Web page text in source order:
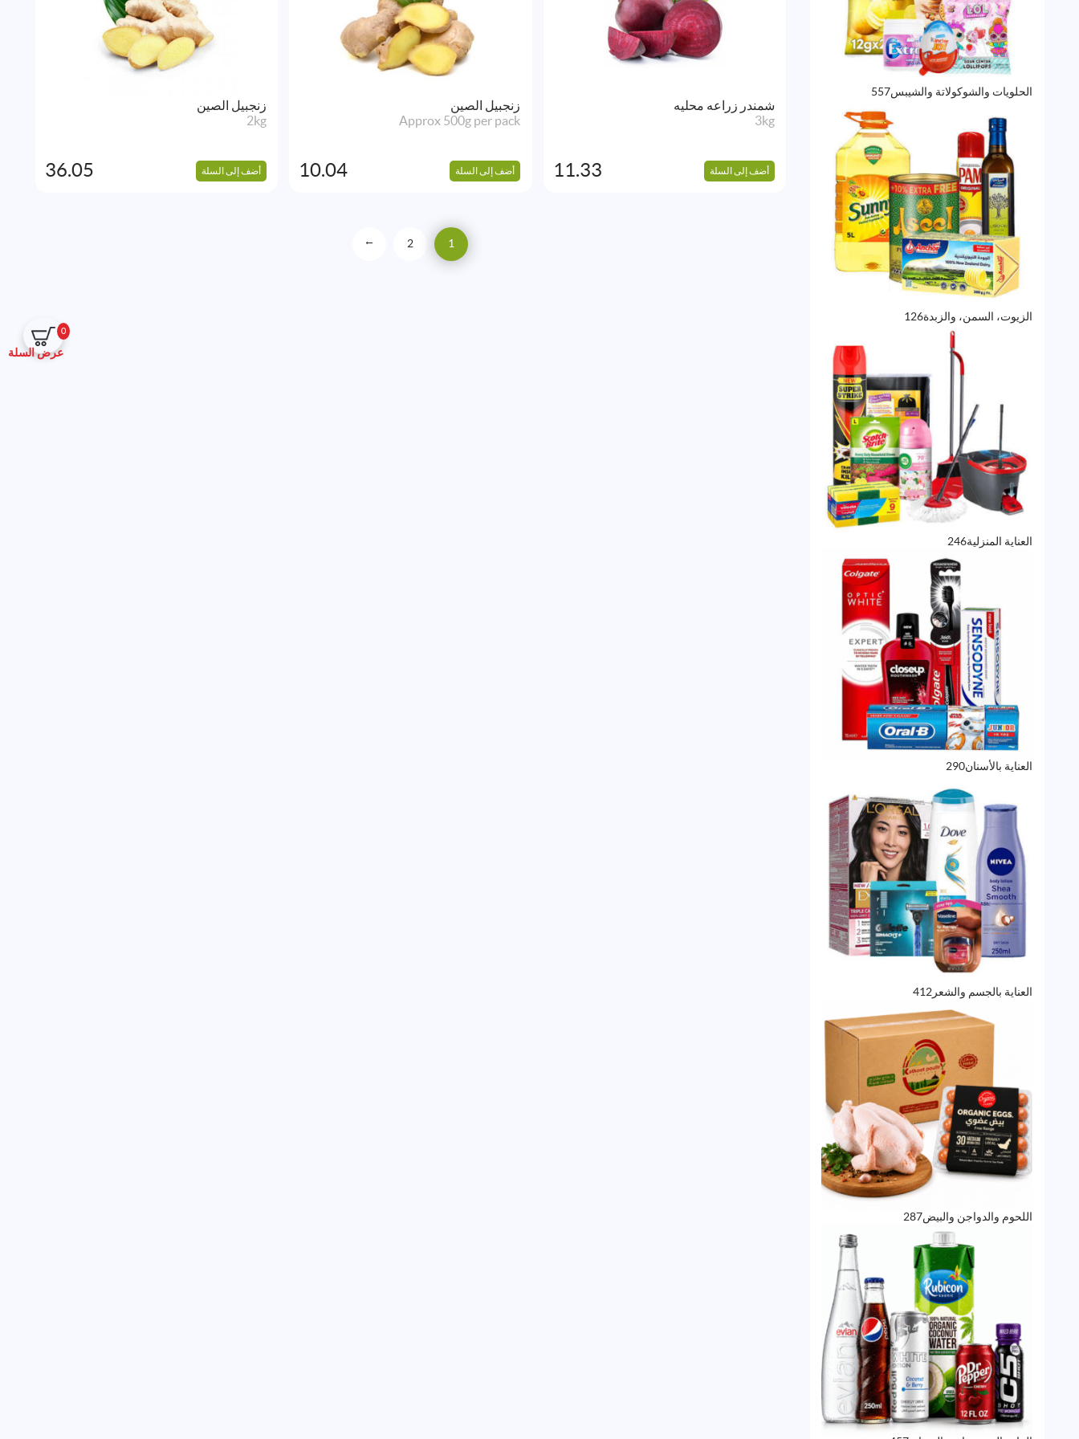
0
عرض السلة
الحلويات والشوكولاتة والشيبس557
557
الزيوت، السمن، والزبدة126
126
العناية المنزلية246
246
العناية بالأسنان290
290
العناية بالجسم والشعر 412
412
اللحوم والدواجن والبيض287
287
شمندر زراعه محليه
3kg
أضف إلى السلة 11.33
زنجبيل الصين
Approx 500g per pack
أضف إلى السلة 10.04
زنجبيل الصين
2kg
أضف إلى السلة 36.05
1
2
→